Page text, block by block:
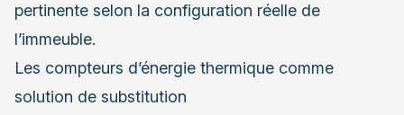
pertinente selon la configuration réelle de
l’immeuble.
Les compteurs d’énergie thermique comme
solution de substitution